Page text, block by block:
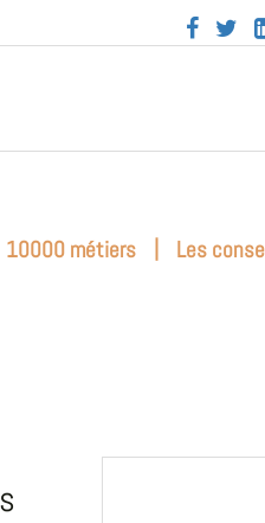
 
10000 métiers | Les